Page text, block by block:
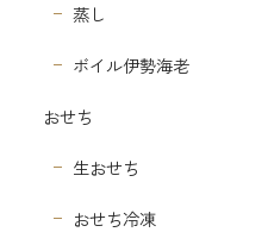
蒸し
ボイル伊勢海老
おせち
生おせち
おせち冷凍